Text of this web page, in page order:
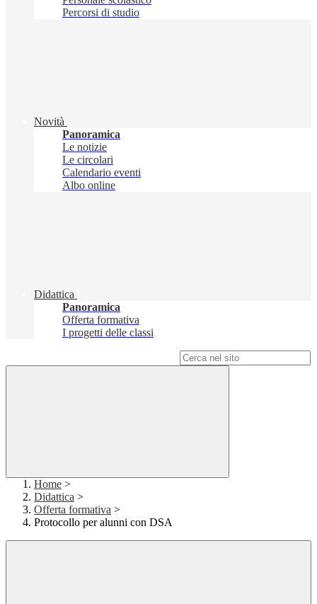
Percorsi di studio
Novità
Panoramica
Le notizie
Le circolari
Calendario eventi
Albo online
Didattica
Panoramica
Offerta formativa
I progetti delle classi
Home >
Didattica >
Offerta formativa >
Protocollo per alunni con DSA